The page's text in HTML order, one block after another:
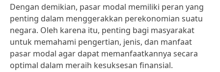
Dengan demikian, pasar modal memiliki peran yang
penting dalam menggerakkan perekonomian suatu
negara. Oleh karena itu, penting bagi masyarakat
untuk memahami pengertian, jenis, dan manfaat
pasar modal agar dapat memanfaatkannya secara
optimal dalam meraih kesuksesan finansial.